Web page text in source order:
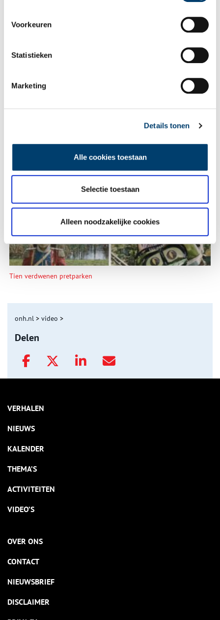
Voorkeuren
Statistieken
Marketing
Details tonen
Alle cookies toestaan
Selectie toestaan
Alleen noodzakelijke cookies
Wist je dat… de oudste afgebeelde Hollanders in deze kerk
Een jaar rond in de Eendenkooi ’t Zand
Tien verdwenen pretparken
onh.nl > video >
Delen
VERHALEN
NIEUWS
KALENDER
THEMA’S
ACTIVITEITEN
VIDEO’S
OVER ONS
CONTACT
NIEUWSBRIEF
DISCLAIMER